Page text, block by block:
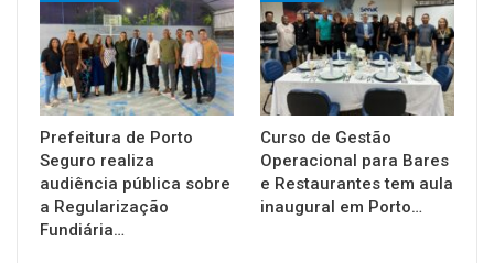
Prefeitura de Porto
Seguro realiza
audiência pública sobre
a Regularização
Fundiária…
Curso de Gestão
Operacional para Bares
e Restaurantes tem aula
inaugural em Porto…